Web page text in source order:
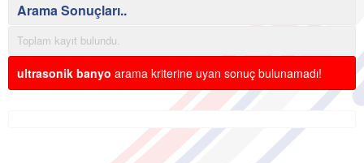
Arama Sonuçları..
Toplam kayıt bulundu.
ultrasonik banyo arama kriterine uyan sonuç bulunamadı!